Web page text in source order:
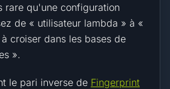
rare qu'une configuration
de « utilisateur lambda » à «
croiser dans les bases de
».
le pari inverse de Fingerprint